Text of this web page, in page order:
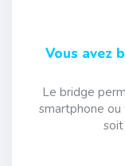
Vous avez
Le bridge
smartphone
soit